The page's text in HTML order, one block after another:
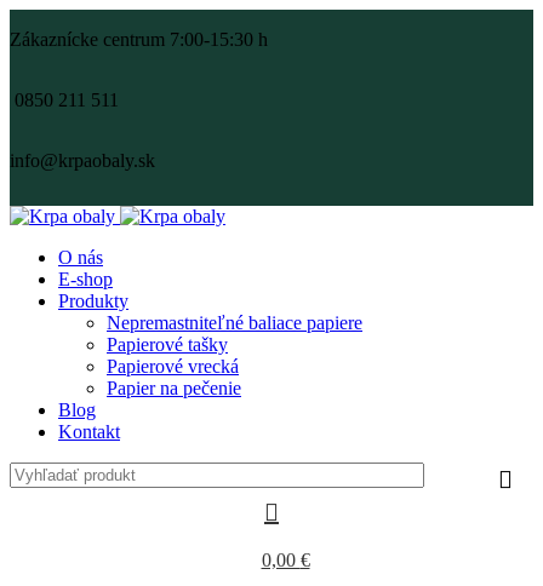
Zákaznícke centrum 7:00-15:30 h
0850 211 511
info@krpaobaly.sk
O nás
E-shop
Produkty
Nepremastniteľné baliace papiere
Papierové tašky
Papierové vrecká
Papier na pečenie
Blog
Kontakt
0,00 €